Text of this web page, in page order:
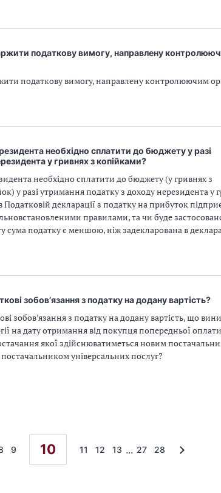
податкову вимогу, направлену
податкову вимогу, направлену контролюючим
необхідно сплатити до бюджету у разі
у гривнях з копійками?
необхідно сплатити до бюджету (у гривнях з
у разі утримання податку з доходу нерезидента у
декларації з податку на прибуток
правилами, та чи буде
податку є меншою, ніж задекларована в
зобов’язання з податку на додану вартість?
зобов’язання з податку на додану вартість, що
на дату отримання від покупця попередньої
якої здійснюватиметься новим
універсальних послуг?
9 10 11 12 13 ... 27 28